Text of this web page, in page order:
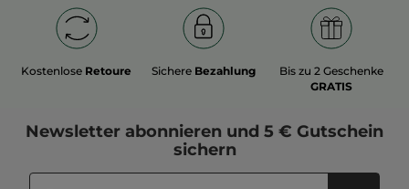
Kostenlose Retoure Sichere Bezahlung
Bis zu 2 Geschenke
GRATIS
Newsletter abonnieren und 5 € Gutschein
sichern